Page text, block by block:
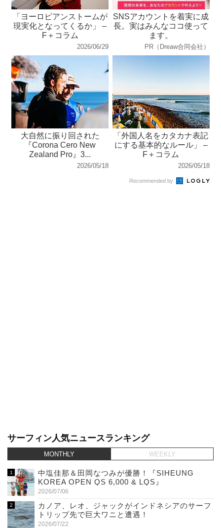
「ヨーロピアンストームが
現実化となってくるか」 –
F＋コラム
2026/06/29
SNSアカウントを着実に成
長。実はみんなココ使って
ます。
PR（Dreaw合同会社）
大自然に振り回された
『Corona Cero New
Zealand Pro』3...
2026/05/18
「外国人名をカタカナ表記
にする基本的なルール」 –
F＋コラム
2026/05/18
Recommended by
サーフィン人気ニュースランキング
MONTHLY WEEKLY
中塩佳那＆田岡なつみが優勝！『SIHEUNG
KOREA OPEN QS 6,000 & LQS』
2026/07/06
カノア、レオ、ジャックがインドネシアのサーフ
トリップ先で巨大ワニと遭遇！
2026/07/22